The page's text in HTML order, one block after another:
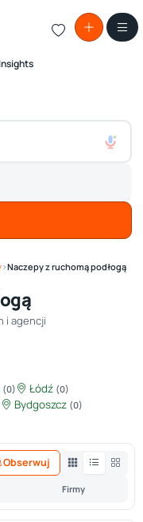
›Naczepy z ruchomą podłogą
i agencji
(0) Łódź (0)
Bydgoszcz (0)
Firmy
Obserwuj